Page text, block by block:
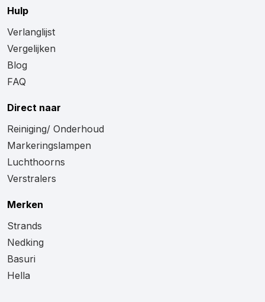
Hulp
Verlanglijst
Vergelijken
Blog
FAQ
Direct naar
Reiniging/ Onderhoud
Markeringslampen
Luchthoorns
Verstralers
Merken
Strands
Nedking
Basuri
Hella